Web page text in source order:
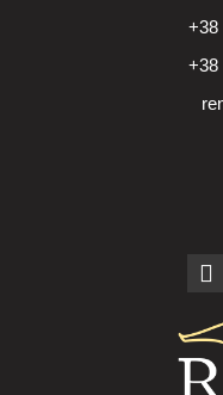
+38
+38